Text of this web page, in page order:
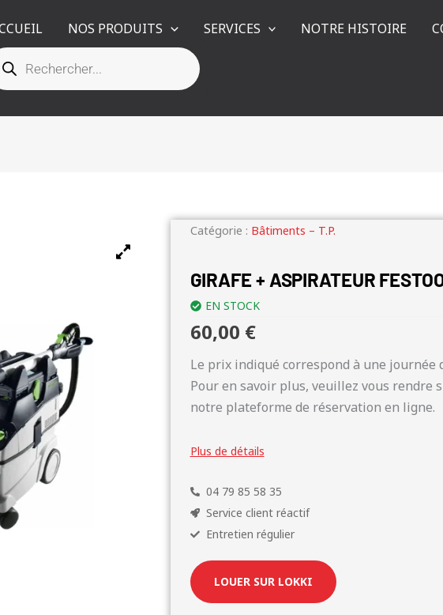
NOS PRODUITS SERVICES NOTRE HISTOIRE
Catégorie : Bâtiments – T.P.
GIRAFE + ASPIRATEUR
EN STOCK
60,00 €
Le prix indiqué correspond à une journée
Pour en savoir plus, veuillez vous rendre
notre plateforme de réservation en ligne.
Plus de détails
04 79 85 58 35
Service client réactif
Entretien régulier
LOUER SUR LOKKI